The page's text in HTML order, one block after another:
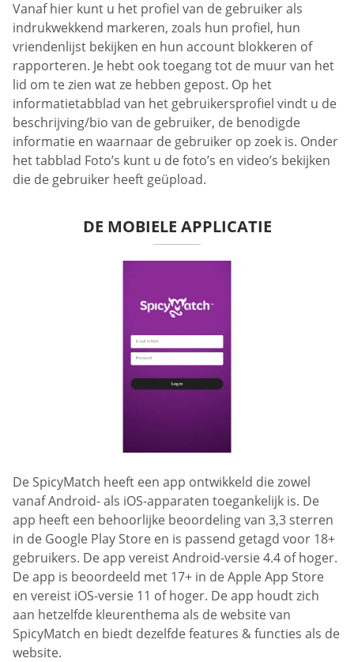
Vanaf hier kunt u het profiel van de gebruiker als
indrukwekkend markeren, zoals hun profiel, hun
vriendenlijst bekijken en hun account blokkeren of
rapporteren. Je hebt ook toegang tot de muur van het
lid om te zien wat ze hebben gepost. Op het
informatietabblad van het gebruikersprofiel vindt u de
beschrijving/bio van de gebruiker, de benodigde
informatie en waarnaar de gebruiker op zoek is. Onder
het tabblad Foto’s kunt u de foto’s en video’s bekijken
die de gebruiker heeft geüpload.
DE MOBIELE APPLICATIE
De SpicyMatch heeft een app ontwikkeld die zowel
vanaf Android- als iOS-apparaten toegankelijk is. De
app heeft een behoorlijke beoordeling van 3,3 sterren
in de Google Play Store en is passend getagd voor 18+
gebruikers. De app vereist Android-versie 4.4 of hoger.
De app is beoordeeld met 17+ in de Apple App Store
en vereist iOS-versie 11 of hoger. De app houdt zich
aan hetzelfde kleurenthema als de website van
SpicyMatch en biedt dezelfde features & functies als de
website.